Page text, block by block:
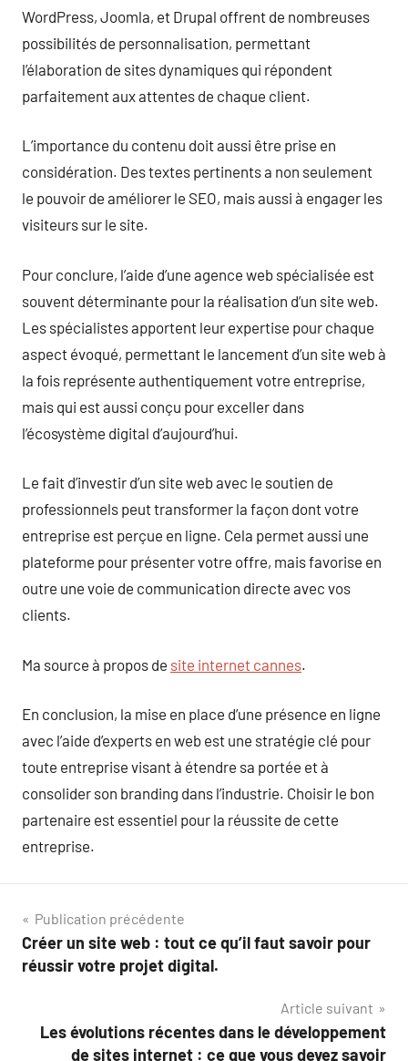
WordPress, Joomla, et Drupal offrent de nombreuses
possibilités de personnalisation, permettant
l’élaboration de sites dynamiques qui répondent
parfaitement aux attentes de chaque client.
L’importance du contenu doit aussi être prise en
considération. Des textes pertinents a non seulement
le pouvoir de améliorer le SEO, mais aussi à engager les
visiteurs sur le site.
Pour conclure, l’aide d’une agence web spécialisée est
souvent déterminante pour la réalisation d’un site web.
Les spécialistes apportent leur expertise pour chaque
aspect évoqué, permettant le lancement d’un site web à
la fois représente authentiquement votre entreprise,
mais qui est aussi conçu pour exceller dans
l’écosystème digital d’aujourd’hui.
Le fait d’investir d’un site web avec le soutien de
professionnels peut transformer la façon dont votre
entreprise est perçue en ligne. Cela permet aussi une
plateforme pour présenter votre offre, mais favorise en
outre une voie de communication directe avec vos
clients.
Ma source à propos de site internet cannes.
En conclusion, la mise en place d’une présence en ligne
avec l’aide d’experts en web est une stratégie clé pour
toute entreprise visant à étendre sa portée et à
consolider son branding dans l’industrie. Choisir le bon
partenaire est essentiel pour la réussite de cette
entreprise.
Navigation
de
Publication précédente
Créer un site web : tout ce qu’il faut savoir pour
réussir votre projet digital.
Article suivant
Les évolutions récentes dans le développement
de sites internet : ce que vous devez savoir